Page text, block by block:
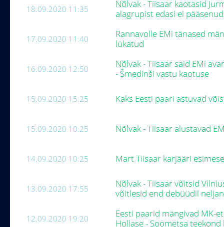
18.09.2020 11:35
Nõlvak - Tiisaar kaotasid
alagrupist edasi ei
17.09.2020 11:40
Rannavolle EMi tänased
lükatud
16.09.2020 12:50
Nõlvak - Tiisaar said EMi
- Šmedinši vastu kaotuse
15.09.2020 15:25 Kaks Eesti paari astuvad
15.09.2020 10:25 Nõlvak - Tiisaar alustavad
14.09.2020 10:25 Mart Tiisaar karjääri
13.09.2020 17:55
Nõlvak - Tiisaar võitsid
võitlesid end debüüdil
12.09.2020 19:20
Eesti paarid mängivad MK-
Hollase - Soometsa